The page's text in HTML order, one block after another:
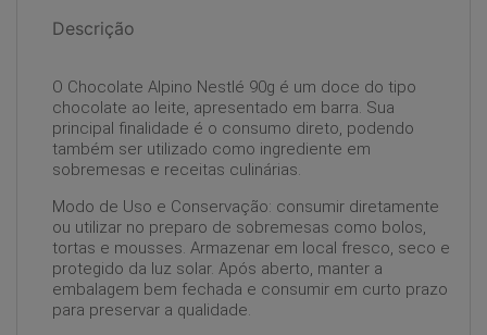
Descrição
O Chocolate Alpino Nestlé 90g é um doce do tipo
chocolate ao leite, apresentado em barra. Sua
principal finalidade é o consumo direto, podendo
também ser utilizado como ingrediente em
sobremesas e receitas culinárias.
Modo de Uso e Conservação: consumir diretamente
ou utilizar no preparo de sobremesas como bolos,
tortas e mousses. Armazenar em local fresco, seco e
protegido da luz solar. Após aberto, manter a
embalagem bem fechada e consumir em curto prazo
para preservar a qualidade.